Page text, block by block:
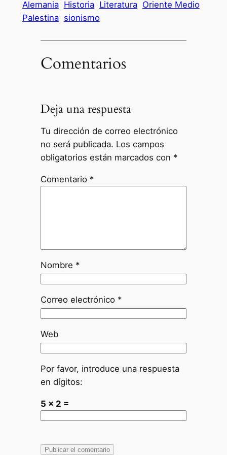
Alemania Historia Literatura Oriente Medio
Palestina sionismo
Comentarios
Deja una respuesta
Tu dirección de correo electrónico
no será publicada. Los campos
obligatorios están marcados con *
Comentario *
Nombre *
Correo electrónico *
Web
Por favor, introduce una respuesta
en dígitos:
5 × 2 =